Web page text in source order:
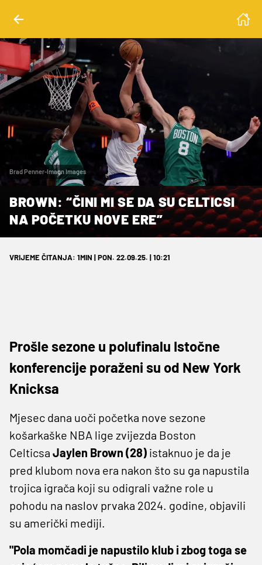
Brad Penner-Imagn Images
BROWN: “ČINI MI SE DA SU CELTICSI
NA POČETKU NOVE ERE”
VRIJEME ČITANJA: 1MIN | PON. 22.09.25. | 10:21
Prošle sezone u polufinalu Istočne
konferencije poraženi su od New York
Knicksa
Mjesec dana uoči početka nove sezone
košarkaške NBA lige zvijezda Boston
Celticsa Jaylen Brown (28) istaknuo je da je
pred klubom nova era nakon što su ga napustila
trojica igrača koji su odigrali važne role u
pohodu na naslov prvaka 2024. godine, objavili
su američki mediji.
"Pola momčadi je napustilo klub i zbog toga se